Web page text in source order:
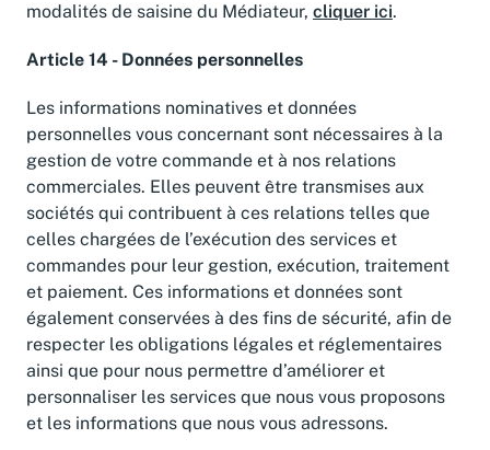
modalités de saisine du Médiateur, cliquer ici.
Article 14 - Données personnelles
Les informations nominatives et données
personnelles vous concernant sont nécessaires à la
gestion de votre commande et à nos relations
commerciales. Elles peuvent être transmises aux
sociétés qui contribuent à ces relations telles que
celles chargées de l’exécution des services et
commandes pour leur gestion, exécution, traitement
et paiement. Ces informations et données sont
également conservées à des fins de sécurité, afin de
respecter les obligations légales et réglementaires
ainsi que pour nous permettre d’améliorer et
personnaliser les services que nous vous proposons
et les informations que nous vous adressons.